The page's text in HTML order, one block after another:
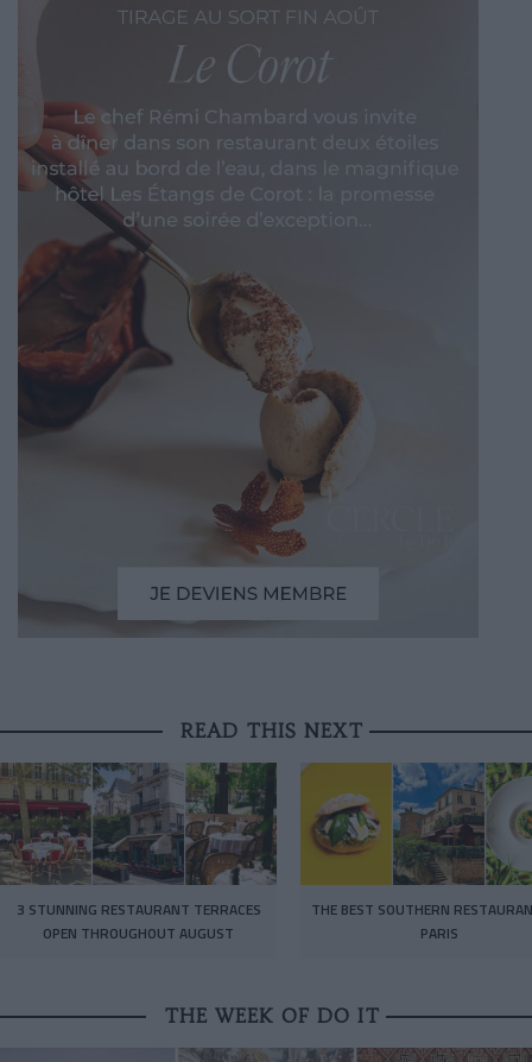
READ THIS NEXT
3 STUNNING RESTAURANT TERRACES
OPEN THROUGHOUT AUGUST
THE BEST SOUTHERN
PARIS
THE WEEK OF DO IT